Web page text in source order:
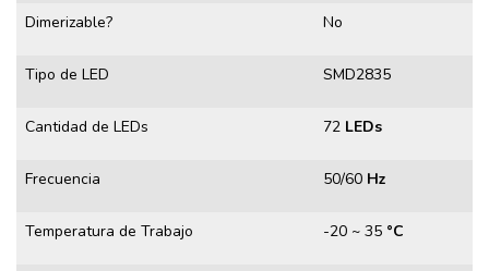
Dimerizable? No
Tipo de LED SMD2835
Cantidad de LEDs 72 LEDs
Frecuencia 50/60 Hz
Temperatura de Trabajo -20 ~ 35 °C